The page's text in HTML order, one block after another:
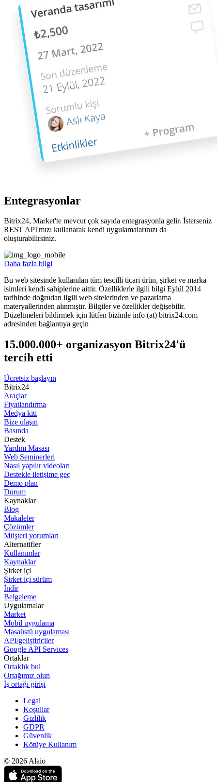
Entegrasyonlar
Bitrix24, Market'te mevcut çok sayıda entegrasyonla gelir. İsterseniz
REST API'mızı kullanarak kendi uygulamalarınızı da
oluşturabilirsiniz.
Daha fazla bilgi
Bu web sitesinde kullanılan tüm tescilli ticari ürün, şirket ve marka
isimleri kendi sahiplerine aittir. Özelliklerle ilgili bilgi Eylül 2014
tarihinde doğrudan ilgili web sitelerinden ve pazarlama
materyallerinden alınmıştır. Bilgiler ve özellikler değişebilir.
Düzeltmeleri bildirmek için lütfen bizimle info (at) bitrix24.com
adresinden bağlantıya geçin
15.000.000+ organizasyon Bitrix24'ü
tercih etti
Ücretsiz başlayın
Bitrix24
Araçlar
Fiyatlandırma
Medya kiti
Bize ulaşın
Basında
Destek
Yardım Masası
Web Seminerleri
Nasıl yapılır videoları
Destekle iletişime geç
Demo plan
Durum
Kaynaklar
Blog
Makaleler
Çözümler
Müşteri yorumları
Alternatifler
Kullanımlar
Kaynaklar
Şirket içi
Şirket içi sürüm
İndir
Belgeleme
Uygulamalar
Market
Mobil uygulama
Masaüstü uygulaması
API/geliştiriciler
Google API Services
Ortaklar
Ortaklık bul
Ortağımız olun
İş ortağı girişi
Legal
Koşullar
Gizlilik
GDPR
Güvenlik
Kötüye Kullanım
© 2026 Alaio